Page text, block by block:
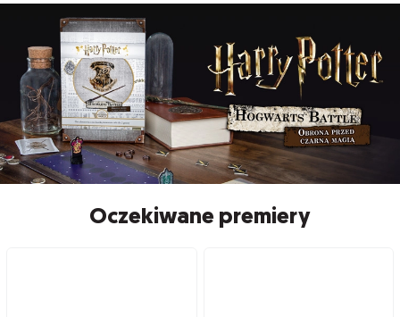
Oczekiwane premiery